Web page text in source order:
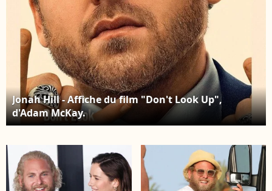
Jonah Hill - Affiche du film "Don't Look Up",
d'Adam McKay.